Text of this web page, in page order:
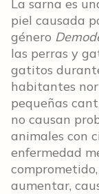
La sarna es
piel causada
género
las perras y
gatitos
habitantes
pequeñas
no causan
animales con
enfermedad
aumentar,